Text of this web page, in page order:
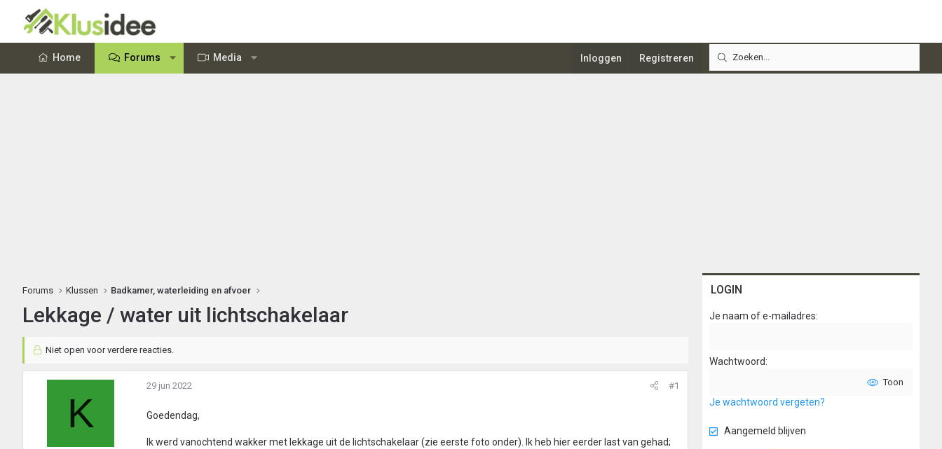
Home Forums Media Inloggen Registreren
Forums Klussen Badkamer, waterleiding en afvoer
Lekkage / water uit lichtschakelaar
Niet open voor verdere reacties.
K
29 jun 2022 #1
Goedendag,
Ik werd vanochtend wakker met lekkage uit de lichtschakelaar (zie eerste foto onder). Ik heb hier eerder last van gehad;
LOGIN
Je naam of e-mailadres
Wachtwoord
Toon
Je wachtwoord vergeten?
Aangemeld blijven